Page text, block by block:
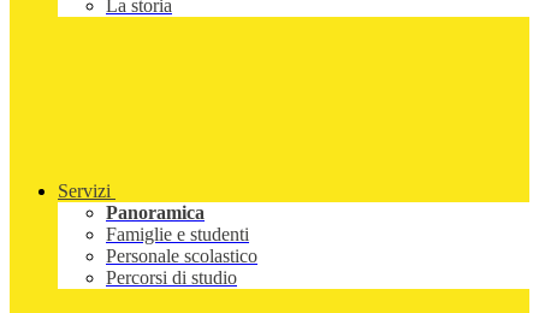
La storia
Servizi
Panoramica
Famiglie e studenti
Personale scolastico
Percorsi di studio